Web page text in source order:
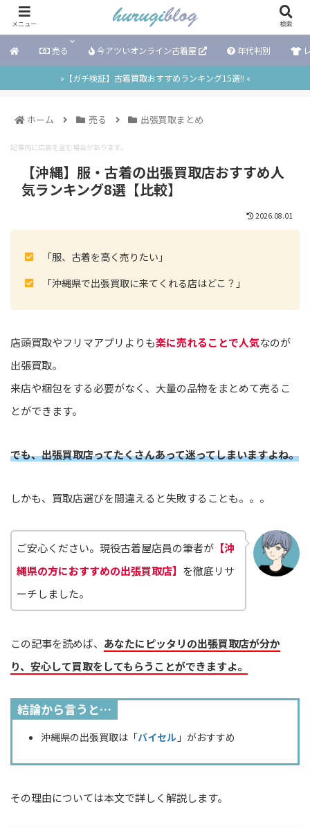
売る 今アツいオンライン古着屋 年代判別
»【ガチ検証】古着買取おすすめランキング15選!! «
ホーム 売る 出張買取まとめ
記事内に広告を含む場合があります。
【沖縄】服・古着の出張買取店おすすめ人
気ランキング8選【比較】
2026.08.01
「服、古着を高く売りたい」
「沖縄県で出張買取に来てくれる店はどこ？」
店頭買取やフリマアプリよりも楽に売れることで人気なのが
出張買取。
来店や梱包をする必要がなく、大量の品物をまとめて売るこ
とができます。
でも、出張買取店ってたくさんあって迷ってしまいますよね。
しかも、買取店選びを間違えると失敗することも。。。
ご安心ください。現役古着屋店員の筆者が 【沖
縄県の方におすすめの出張買取店】 を徹底リサ
ーチしました。
この記事を読めば、 あなたにピッタリの出張買取店が分か
り、安心して買取をしてもらうことができますよ。
結論から言うと…
沖縄県の出張買取は「バイセル 」がおすすめ
その理由については本文で詳しく解説します。
メニュー 検索